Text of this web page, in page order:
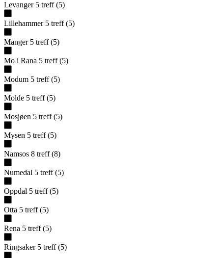
Levanger 5 treff (5)
Lillehammer 5 treff (5)
Manger 5 treff (5)
Mo i Rana 5 treff (5)
Modum 5 treff (5)
Molde 5 treff (5)
Mosjøen 5 treff (5)
Mysen 5 treff (5)
Namsos 8 treff (8)
Numedal 5 treff (5)
Oppdal 5 treff (5)
Otta 5 treff (5)
Rena 5 treff (5)
Ringsaker 5 treff (5)